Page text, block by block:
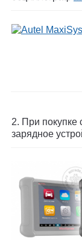
2. При покупке
зарядное